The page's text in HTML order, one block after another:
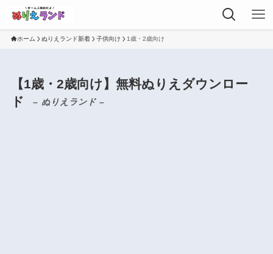
ホーム ぬりえランド新着 子供向け 1歳・2歳向け
【1歳・2歳向け】無料ぬりえダウンロー
ド
– ぬりえランド –